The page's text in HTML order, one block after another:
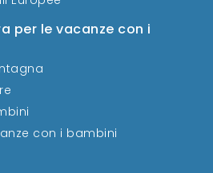
per le vacanze con i
con i bambini